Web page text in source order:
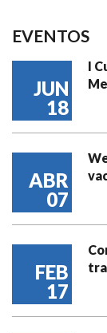
EVENTOS
JUN
18
I
ABR
07
FEB
17